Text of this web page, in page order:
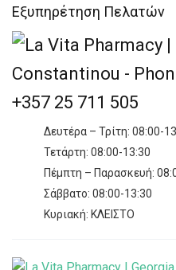
Εξυπηρέτηση Πελατών
+357 25 711 505
Δευτέρα – Τρίτη: 08:00-
Τετάρτη: 08:00-13:30
Πέμπτη – Παρασκευή:
Σάββατο: 08:00-13:30
Κυριακή: ΚΛΕΙΣΤΟ